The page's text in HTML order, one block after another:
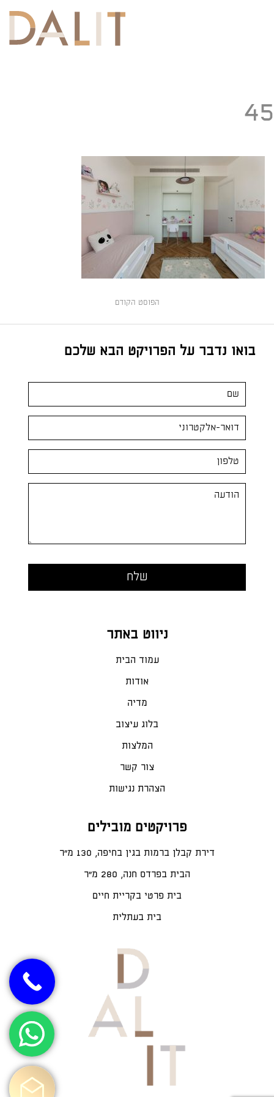
45
הפוסט הקודם
ניווט באתר
עמוד הבית
אודות
מדיה
בלוג עיצוב
המלצות
צור קשר
הצהרת נגישות
פרויקטים מובילים
דירת קבלן ברמות בגין בחיפה, 130 מ"ר
הבית בפרדס חנה, 280 מ״ר
בית פרטי בקריית חיים
בית בעתלית
בואו נדבר על הפרויקט הבא שלכם